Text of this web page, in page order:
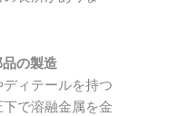
の製造
ィテールを持つ
で溶融金属を金